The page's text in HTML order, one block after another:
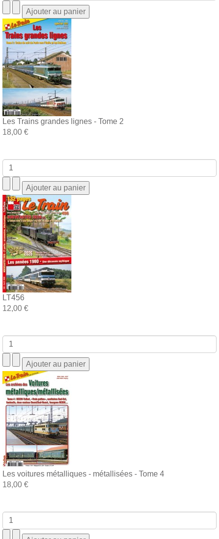
Les Trains grandes lignes - Tome 2
18,00 €
LT456
12,00 €
Les voitures métalliques - métallisées - Tome 4
18,00 €